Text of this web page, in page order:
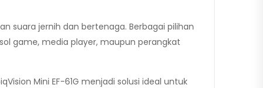
suara jernih dan bertenaga. Berbagai pilihan
game, media player, maupun perangkat
Mini EF-61G menjadi solusi ideal untuk